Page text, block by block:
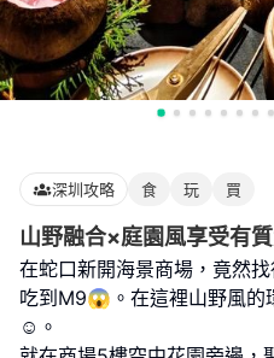
深圳攻略 食 玩 買
山野融合×庭園風享受有質
在蛇口新開海景商場，竟然
吃到M9😱。在這裡山野風的
☺️。